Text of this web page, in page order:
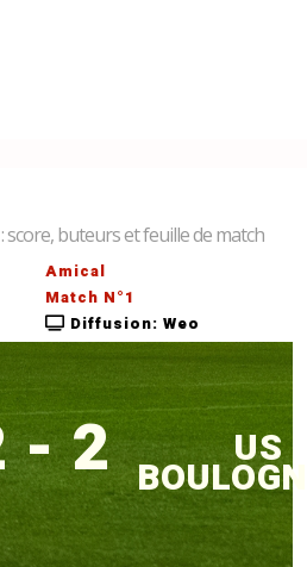
score, buteurs et feuille de match
Amical
Match N°1
Diffusion: Weo
- 2 US